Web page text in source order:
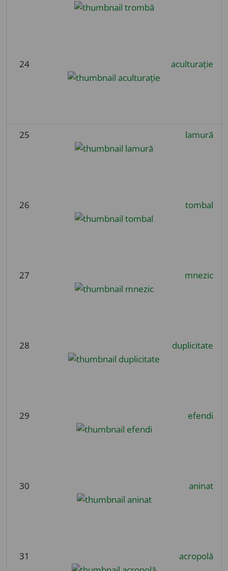
24 aculturație
25 lamură
26 tombal
27 mnezic
28 duplicitate
29 efendi
30 aninat
31 acropolă